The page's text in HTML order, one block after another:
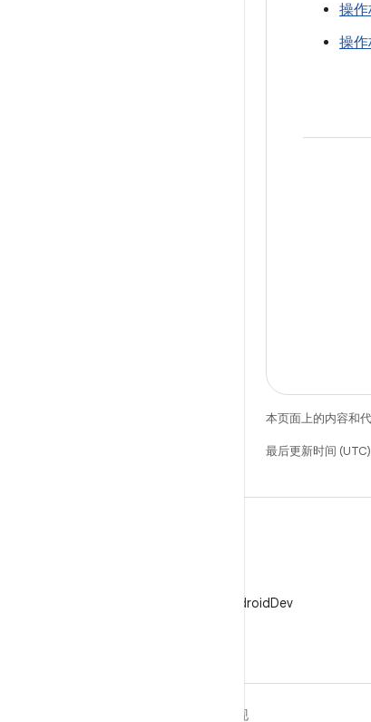
操
操
本页面上的内容和
最后更新时间
在 X 上关注 @AndroidDev
发现